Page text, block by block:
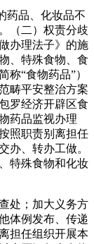
品、化妆品不
（二）权责分歧
办理法子》的施
、特殊食物、食
“食物药品”）
畴平安整治方案
罗经济开辟区食
药品监视办理
照职责别离担任
办、转办工做。
特殊食物和化妆
处；加大义务方
体例发布、传递
担任组织开展本